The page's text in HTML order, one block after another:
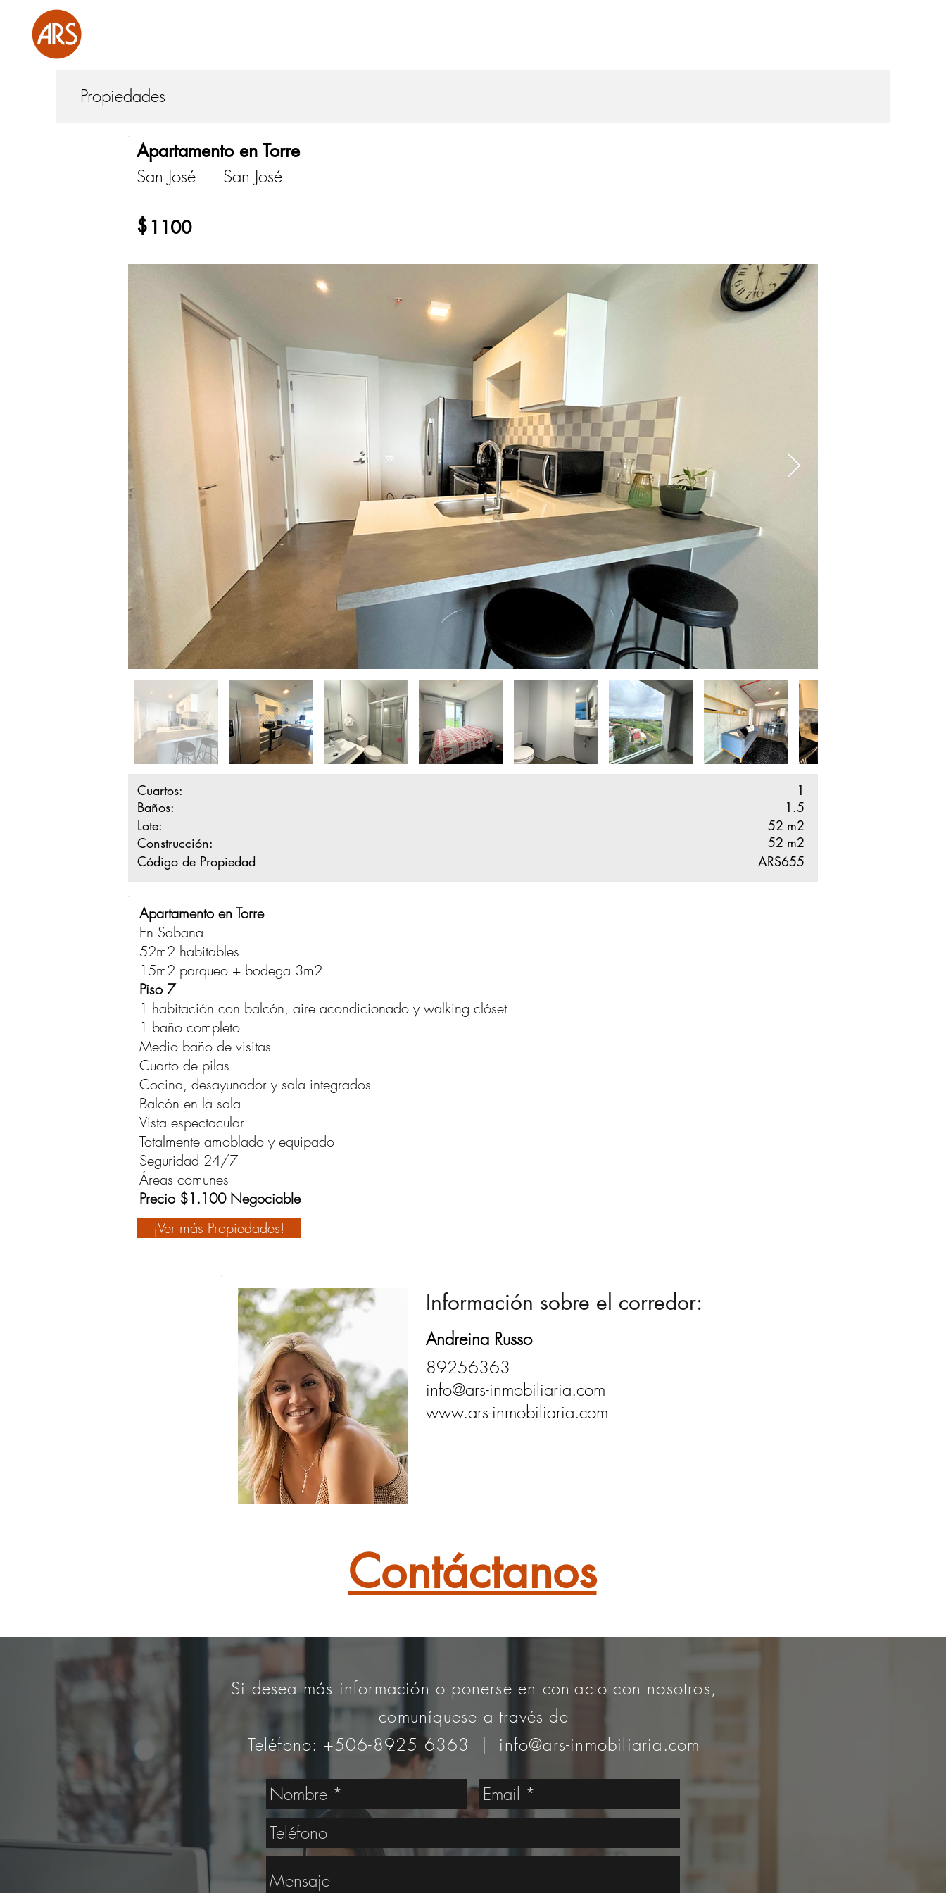
Propiedades
Apartamento en Torre
San José
San José
1100
$
Apartamento en Torre
En Sabana
52m2 habitables
15m2 parqueo + bodega 3m2
Piso 7
1 habitación con balcón, aire acondicionado y walking clóset
1 baño completo
Medio baño de visitas
Cuarto de pilas
Cocina, desayunador y sala integrados
Balcón en la sala
Vista espectacular
Totalmente amoblado y equipado
Seguridad 24/7
Áreas comunes
Precio $1.100 Negociable
¡Ver más Propiedades!
Cuartos:
Baños:
Lote:
Construcción:
Código de Propiedad
1
1.5
52
52
m2
m2
ARS655
Información sobre el corredor:
Andreina Russo
89256363
info@ars-inmobiliaria.com
www.ars-inmobiliaria.com
Contáctanos
Si desea más información o ponerse en contacto con nosotros,
comuníquese a través de
Teléfono: +506-8925 6363 | info@ars-inmobiliaria.com